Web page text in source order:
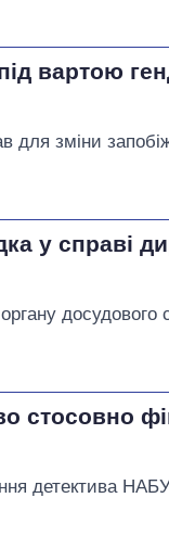
вартою
для зміни
у справі
досудового
стосовно
детектива